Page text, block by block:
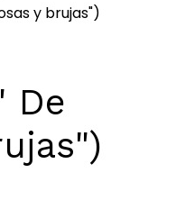
y brujas")
De